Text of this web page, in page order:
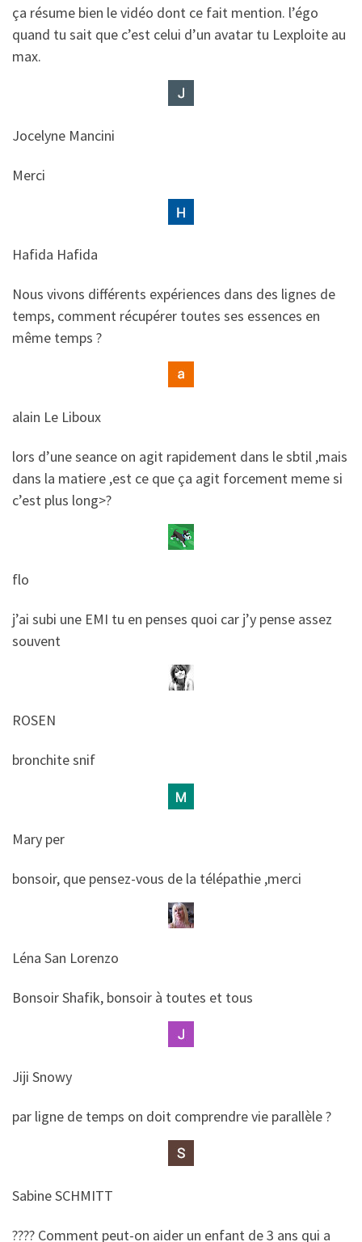
​​ça résume bien le vidéo dont ce fait mention. l’égo
quand tu sait que c’est celui d’un avatar tu Lexploite au
max.
Jocelyne Mancini
​​Merci
Hafida Hafida
​​Nous vivons différents expériences dans des lignes de
temps, comment récupérer toutes ses essences en
même temps ?
alain Le Liboux
​​lors d’une seance on agit rapidement dans le sbtil ,mais
dans la matiere ,est ce que ça agit forcement meme si
c’est plus long>?
flo
​​j’ai subi une EMI tu en penses quoi car j’y pense assez
souvent
ROSEN
​​bronchite snif
Mary per
​​bonsoir, que pensez-vous de la télépathie ,merci
Léna San Lorenzo
​​Bonsoir Shafik, bonsoir à toutes et tous
Jiji Snowy
​​par ligne de temps on doit comprendre vie parallèle ?
Sabine SCHMITT
​​???? Comment peut-on aider un enfant de 3 ans qui a